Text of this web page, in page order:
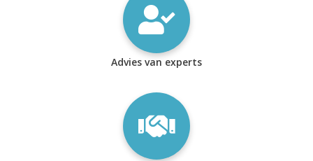
Advies van experts